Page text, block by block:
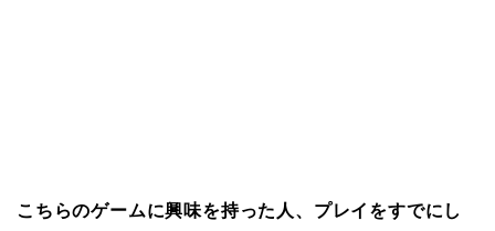
こちらのゲームに興味を持った人、プレイをすでにし